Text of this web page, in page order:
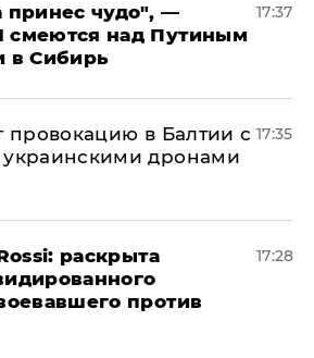
принес чудо", —
смеются над Путиным
в Сибирь
17:37
провокацию в Балтии с
дронами
17:35
раскрыта
против
17:28